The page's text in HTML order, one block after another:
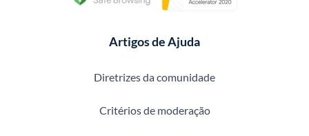
Artigos de Ajuda
Diretrizes da comunidade
Critérios de moderação